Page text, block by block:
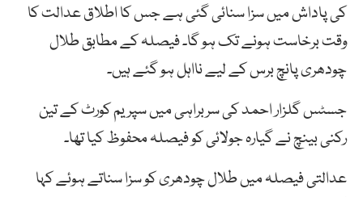
کی پاداش میں سزا سنائی گئی ہے جس کا اطلاق عدالت کا
وقت برخاست ہونے تک ہو گا۔ فیصلہ کے مطابق طلال
چودھری پانچ برس کے لیے نااہل ہو گئے ہیں۔
جسٹس گلزار احمد کی سربراہی میں سپریم کورٹ کے تین
رکنی بینچ نے گیارہ جولائی کو فیصلہ محفوظ کیا تھا۔
عدالتی فیصلہ میں طلال چودھری کو سزا سناتے ہوئے کہا